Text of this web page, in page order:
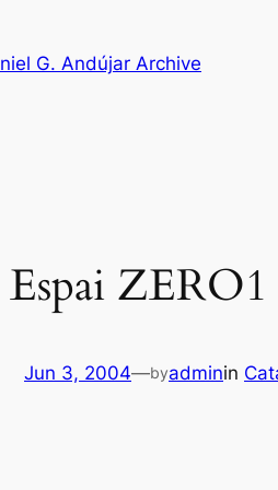
G. Andújar Archive
ZERO1
Jun 3, 2004—byadminin